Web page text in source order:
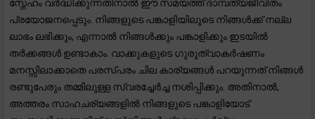
സ്നേഹം വർദ്ധിക്കുന്നതിനാൽ ഈ സമയത്ത് ദാമ്പത്യജീവിതം
പ്രയോജനപ്പെടും. നിങ്ങളുടെ പങ്കാളിയിലൂടെ നിങ്ങൾക്ക് നല്ല
ലാഭം ലഭിക്കും, എന്നാൽ നിങ്ങൾക്കും പങ്കാളിക്കും ഇടയിൽ
തർക്കങ്ങൾ ഉണ്ടാകാം. വാക്കുകളുടെ ഗുരുത്വാകർഷണം
മനസ്സിലാക്കാതെ പരസ്പരം ചില കാര്യങ്ങൾ പറയുന്നത് നിങ്ങൾ
രണ്ടുപേരും തമ്മിലുള്ള സ്വരച്ചേർച്ച നശിപ്പിക്കും. അതിനാൽ,
അത്തരം സാഹചര്യങ്ങളിൽ നിങ്ങളുടെ പങ്കാളിയോട്